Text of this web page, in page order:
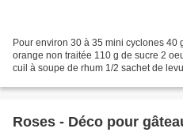
Pour environ 30 à 35 mini cyclones 40
orange non traitée 110 g de sucre 2
cuil à soupe de rhum 1/2 sachet de
Roses - Déco pour